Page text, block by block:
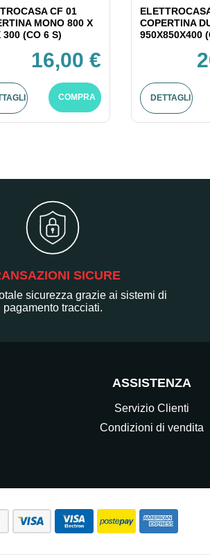
CF 01
MONO 800 X
300 (CO 6 S)
16,00 €
COMPRA
COPERTINA
950X850X400
DETTAGLI
SICURE
sicurezza grazie ai sistemi di
pagamento tracciati.
ASSISTENZA
Servizio Clienti
Condizioni di vendita